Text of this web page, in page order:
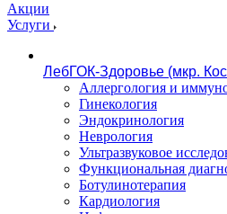
Акции
Услуги
ЛебГОК-Здоровье (мкр.
Аллергология и
Гинекология
Эндокринология
Неврология
Ультразвуковое
Функциональная
Ботулинотерапия
Кардиология